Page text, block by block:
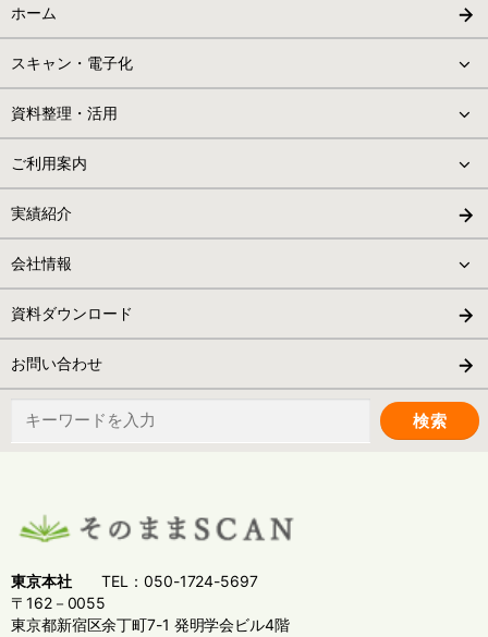
ホーム
スキャン・電子化
資料整理・活用
ご利用案内
実績紹介
会社情報
資料ダウンロード
お問い合わせ
索:
東京本社TEL：050-1724-5697
〒162－0055
東京都新宿区余丁町7-1 発明学会ビル4階